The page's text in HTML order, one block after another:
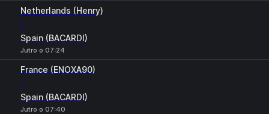
Netherlands (Henry)
-
Spain (BACARDI)
Jutro o 07:24
France (ENOXA90)
-
Spain (BACARDI)
Jutro o 07:40